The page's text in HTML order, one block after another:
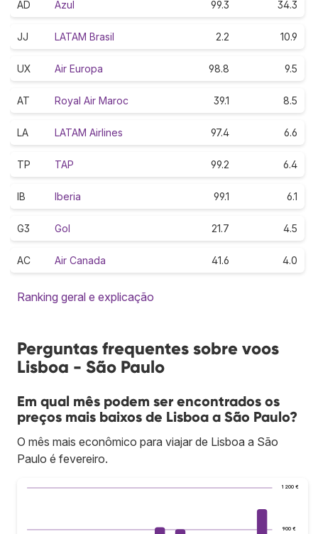
AD Azul 99.3 34.3
JJ LATAM Brasil 2.2 10.9
UX Air Europa 98.8 9.5
AT Royal Air Maroc 39.1 8.5
LA LATAM Airlines 97.4 6.6
TP TAP 99.2 6.4
IB Iberia 99.1 6.1
G3 Gol 21.7 4.5
AC Air Canada 41.6 4.0
Ranking geral e explicação
Perguntas frequentes sobre voos
Lisboa - São Paulo
Em qual mês podem ser encontrados os
preços mais baixos de Lisboa a São Paulo?
O mês mais econômico para viajar de Lisboa a São
Paulo é fevereiro.
900 €
1 200 €